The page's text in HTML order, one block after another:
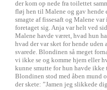
der kom op nede fra toilettet
fløj hen til Malene og gav hende
smagte af fissesaft og Malene
foretaget sig. Anja var helt ved
Malene havde været, hvad hun
hvad der var sket for hende
svarede. Blondinen så meget
vi ikke se og komme hjem eller
kunne smutte for hun havde ikke
Blondinen stod med åben mund
der skete: ”Jamen jeg slikkede